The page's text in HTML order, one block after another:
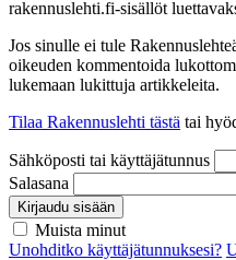
rakennuslehti.fi-sisällöt
Jos sinulle ei tule
oikeuden kommentoida
lukemaan lukittuja artikkeleita.
Tilaa Rakennuslehti tästä tai
Sähköposti tai käyttäjätunnus
Salasana
Kirjaudu sisään
Muista minut
Unohditko käyttäjätunnuksesi?